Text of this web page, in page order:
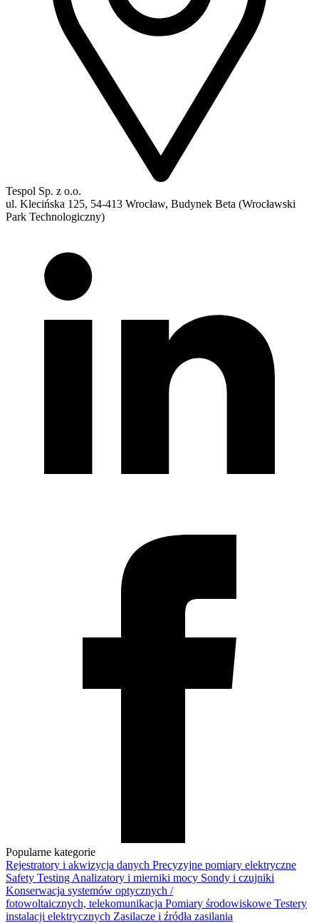
Tespol Sp. z o.o.
ul. Klecińska 125, 54-413 Wrocław, Budynek Beta (Wrocławski
Park Technologiczny)
Popularne kategorie
Rejestratory i akwizycja danych Precyzyjne pomiary elektryczne
Safety Testing Analizatory i mierniki mocy Sondy i czujniki
Konserwacja systemów optycznych /
fotowoltaicznych, telekomunikacja Pomiary środowiskowe Testery
instalacji elektrycznych Zasilacze i źródła zasilania